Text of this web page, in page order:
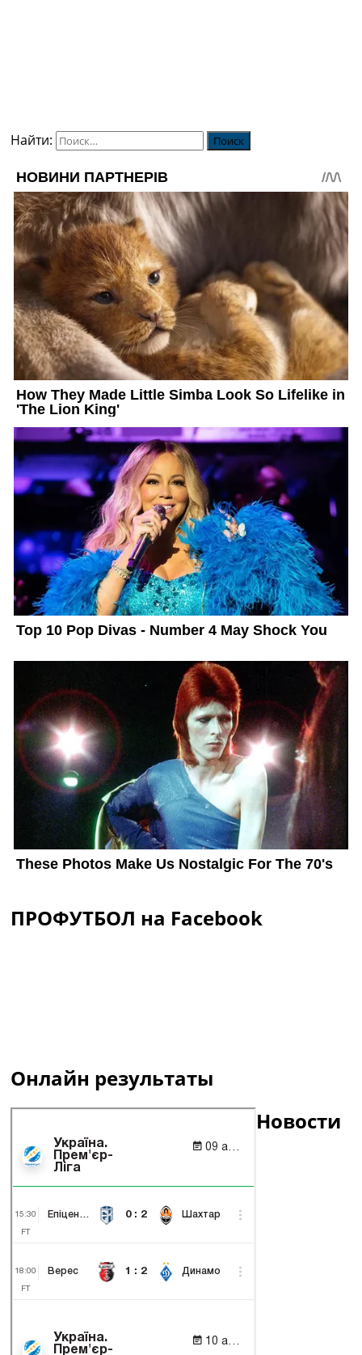
Найти:
ПРОФУТБОЛ на Facebook
Онлайн результаты
Новости